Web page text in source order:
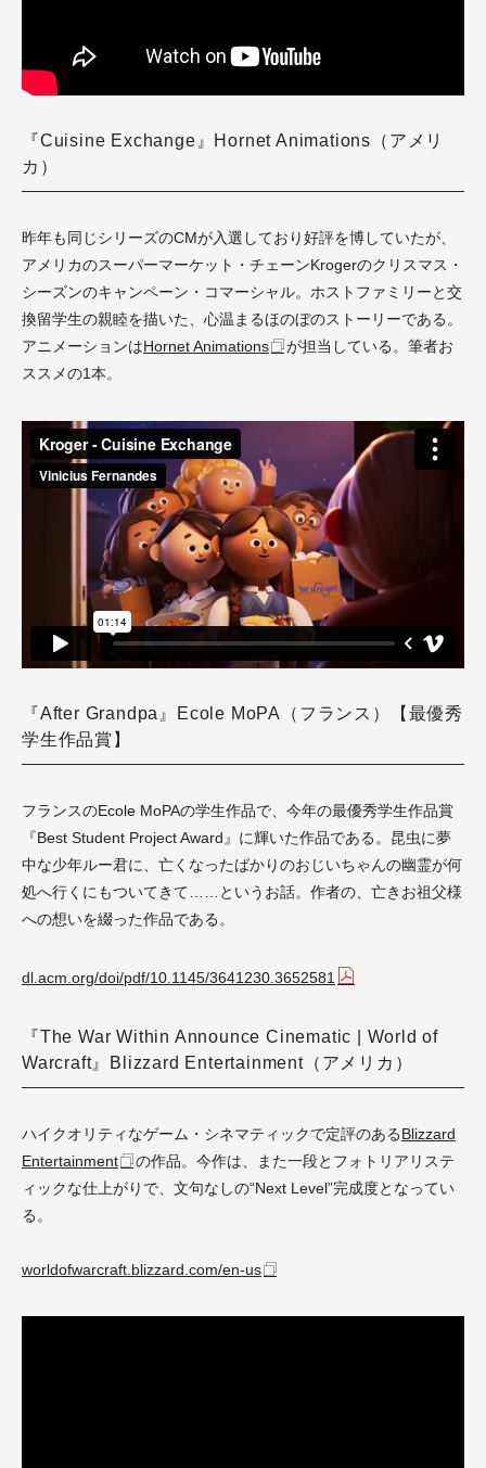
『Cuisine Exchange』Hornet Animations（アメリ
カ）
昨年も同じシリーズのCMが入選しており好評を博していたが、
アメリカのスーパーマーケット・チェーンKrogerのクリスマス・
シーズンのキャンペーン・コマーシャル。ホストファミリーと交
換留学生の親睦を描いた、心温まるほのぼのストーリーである。
アニメーションはHornet Animations
が担当している。筆者お
ススメの1本。
『After Grandpa』Ecole MoPA（フランス）【最優秀
学生作品賞】
フランスのEcole MoPAの学生作品で、今年の最優秀学生作品賞
『Best Student Project Award』に輝いた作品である。昆虫に夢
中な少年ルー君に、亡くなったばかりのおじいちゃんの幽霊が何
処へ行くにもついてきて……というお話。作者の、亡きお祖父様
への想いを綴った作品である。
dl.acm.org/doi/pdf/10.1145/3641230.3652581
『The War Within Announce Cinematic | World of
Warcraft』Blizzard Entertainment（アメリカ）
ハイクオリティなゲーム・シネマティックで定評のあるBlizzard
Entertainment
の作品。今作は、また一段とフォトリアリステ
ィックな仕上がりで、文句なしの“Next Level”完成度となってい
る。
worldofwarcraft.blizzard.com/en-us